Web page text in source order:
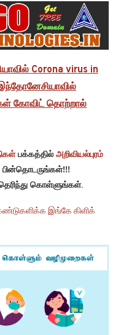
Corona virus in
கோவிட் தொற்றால்
பக்கத்தில் அறிவியல்புரம்
பின்தொடருங்கள்!!!
கொள்ளுங்கள்.
இங்கே கிளிக்